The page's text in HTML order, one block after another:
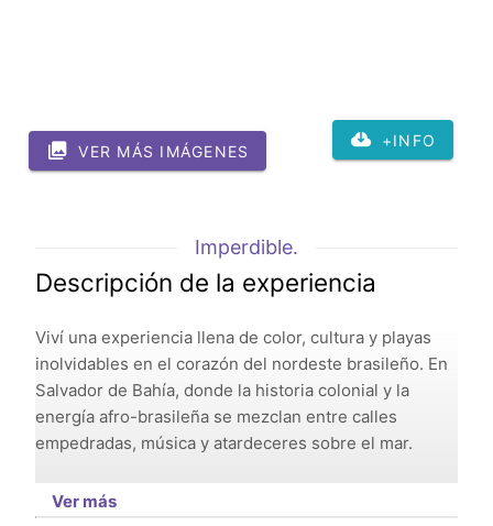
VER MÁS IMÁGENES
+INFO
Imperdible.
Descripción de la experiencia
Viví una experiencia llena de color, cultura y playas
inolvidables en el corazón del nordeste brasileño. En
Salvador de Bahía, donde la historia colonial y la
energía afro-brasileña se mezclan entre calles
empedradas, música y atardeceres sobre el mar.
Ver más